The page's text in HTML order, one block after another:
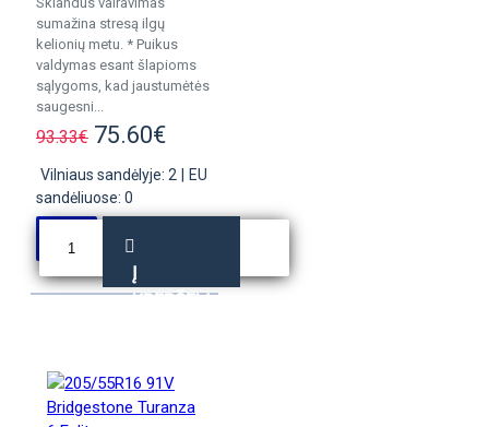
sumažina stresą ilgų
kelionių metu. * Puikus
valdymas esant šlapioms
sąlygoms, kad jaustumėtės
saugesni...
93.33€ 75.60€
Vilniaus sandėlyje: 2
EU
sandėliuose: 0
Į
KREPŠELĮ